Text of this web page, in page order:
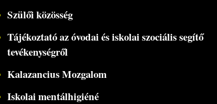
Szülői közösség
Tájékoztató az óvodai és iskolai szociális segítő
tevékenységről
Kalazancius Mozgalom
Iskolai mentálhigiéné